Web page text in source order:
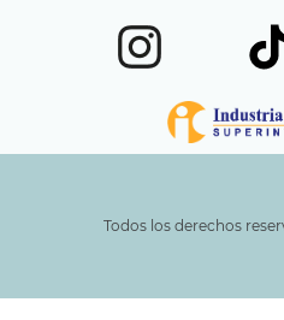
Todos los derechos